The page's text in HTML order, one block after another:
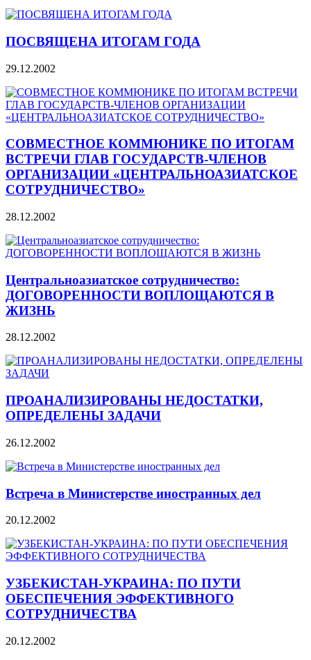
ПОСВЯЩЕНА ИТОГАМ ГОДА
29.12.2002
СОВМЕСТНОЕ КОММЮНИКЕ ПО ИТОГАМ
ВСТРЕЧИ ГЛАВ ГОСУДАРСТВ-ЧЛЕНОВ
ОРГАНИЗАЦИИ «ЦЕНТРАЛЬНОАЗИАТСКОЕ
СОТРУДНИЧЕСТВО»
28.12.2002
Центральноазиатское сотрудничество:
ДОГОВОРЕННОСТИ ВОПЛОЩАЮТСЯ В
ЖИЗНЬ
28.12.2002
ПРОАНАЛИЗИРОВАНЫ НЕДОСТАТКИ,
ОПРЕДЕЛЕНЫ ЗАДАЧИ
26.12.2002
Встреча в Министерстве иностранных дел
20.12.2002
УЗБЕКИСТАН-УКРАИНА: ПО ПУТИ
ОБЕСПЕЧЕНИЯ ЭФФЕКТИВНОГО
СОТРУДНИЧЕСТВА
20.12.2002